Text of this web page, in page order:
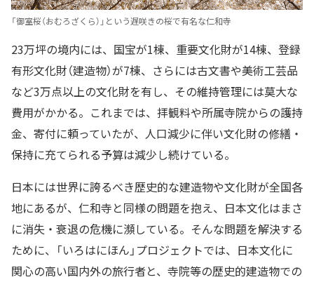
「御室桜（おむろざくら）」という遅咲きの桜で有名な仁和寺
23万坪の境内には、国宝が1棟、重要文化財が14棟、登録
有形文化財（建造物）が7棟、さらには古文書や美術工芸品
など3万点以上の文化財を有し、その維持管理には莫大な
費用がかかる。これまでは、拝観料や所属寺院からの護持
金、寄付に頼っていたが、人口減少に伴い文化財の修繕・
保持に充てられる予算は減少し続けている。
日本には世界に誇るべき歴史的な建造物や文化財が全国各
地にあるが、仁和寺と同様の問題を抱え、日本文化はまさ
に消失・衰退の危機に瀕している。そんな問題を解決する
ために、「いろはにほん」プロジェクトでは、日本文化に
関心の高い国内外の旅行者と、寺院等の歴史的建造物での